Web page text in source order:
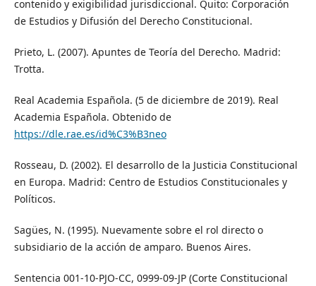
contenido y exigibilidad jurisdiccional. Quito: Corporación
de Estudios y Difusión del Derecho Constitucional.
Prieto, L. (2007). Apuntes de Teoría del Derecho. Madrid:
Trotta.
Real Academia Española. (5 de diciembre de 2019). Real
Academia Española. Obtenido de
https://dle.rae.es/id%C3%B3neo
Rosseau, D. (2002). El desarrollo de la Justicia Constitucional
en Europa. Madrid: Centro de Estudios Constitucionales y
Políticos.
Sagües, N. (1995). Nuevamente sobre el rol directo o
subsidiario de la acción de amparo. Buenos Aires.
Sentencia 001-10-PJO-CC, 0999-09-JP (Corte Constitucional